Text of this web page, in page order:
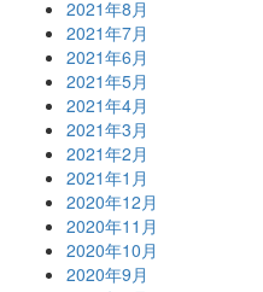
2021年8月
2021年7月
2021年6月
2021年5月
2021年4月
2021年3月
2021年2月
2021年1月
2020年12月
2020年11月
2020年10月
2020年9月